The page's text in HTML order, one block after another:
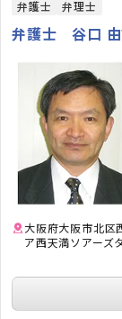
弁護士 弁理士
弁護士 谷口 由
大阪府大阪市北
ア西天満ソアーズ